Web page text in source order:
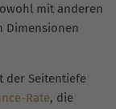
mit anderen
Dimensionen
der Seitentiefe
Rate, die